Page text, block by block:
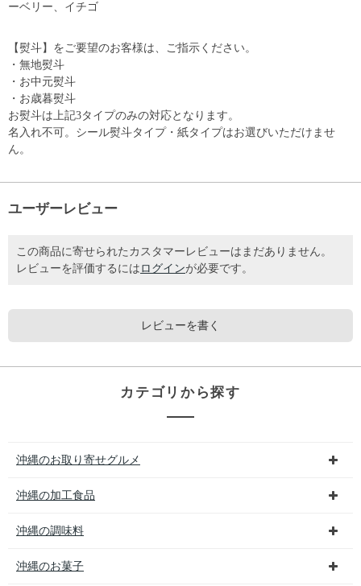
ーベリー、イチゴ
【熨斗】をご要望のお客様は、ご指示ください。
・無地熨斗
・お中元熨斗
・お歳暮熨斗
お熨斗は上記3タイプのみの対応となります。
名入れ不可。シール熨斗タイプ・紙タイプはお選びいただけませ
ん。
ユーザーレビュー
この商品に寄せられたカスタマーレビューはまだありません。
レビューを評価するには ログインが必要です。
レビューを書く
カテゴリから探す
沖縄のお取り寄せグルメ
沖縄の加工食品
沖縄の調味料
沖縄のお菓子